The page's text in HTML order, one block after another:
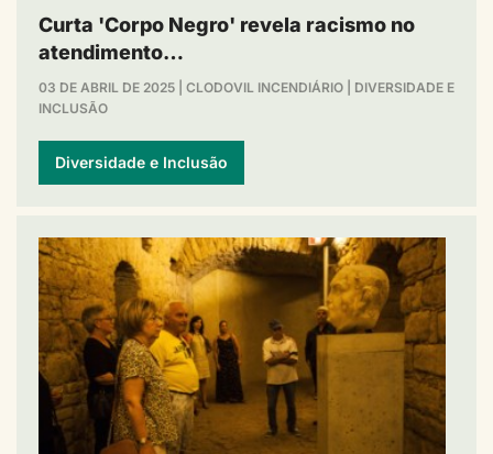
Curta 'Corpo Negro' revela racismo no
atendimento…
03 DE ABRIL DE 2025 CLODOVIL INCENDIÁRIO
DIVERSIDADE E
INCLUSÃO
Diversidade e Inclusão